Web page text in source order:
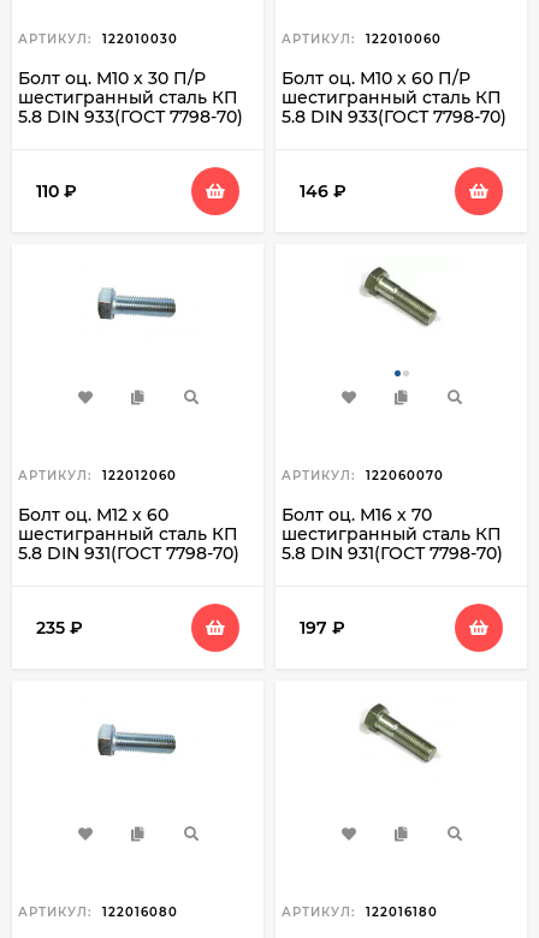
АРТИКУЛ: 122010030
Болт оц. М10 х 30 П/Р
шестигранный сталь КП
5.8 DIN 933(ГОСТ 7798-70)
110 ₽
АРТИКУЛ: 122010060
Болт оц. М10 х 60 П/Р
шестигранный сталь КП
5.8 DIN 933(ГОСТ 7798-70)
146 ₽
АРТИКУЛ: 122012060
Болт оц. М12 х 60
шестигранный сталь КП
5.8 DIN 931(ГОСТ 7798-70)
235 ₽
АРТИКУЛ: 122060070
Болт оц. М16 х 70
шестигранный сталь КП
5.8 DIN 931(ГОСТ 7798-70)
197 ₽
АРТИКУЛ: 122016080 АРТИКУЛ: 122016180